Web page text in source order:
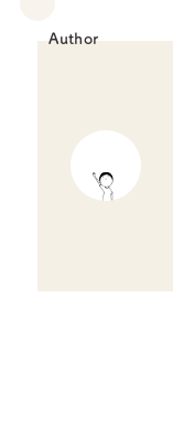
Author